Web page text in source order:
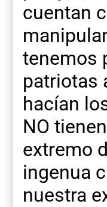
cuentan
tenemos
patriotas
hacían
NO
extremo
ingenua
nuestra